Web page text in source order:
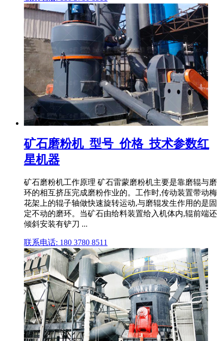
矿石磨粉机_型号_价格_技术参数红
星机器
矿石磨粉机工作原理 矿石雷蒙磨粉机主要是靠磨辊与磨
环的相互挤压完成磨粉作业的。工作时,传动装置带动梅
花架上的辊子轴做快速旋转运动,与磨辊发生作用的是固
定不动的磨环。当矿石由给料装置给入机体内,辊前端还
倾斜安装有铲刀 ...
联系电话: 180 3780 8511